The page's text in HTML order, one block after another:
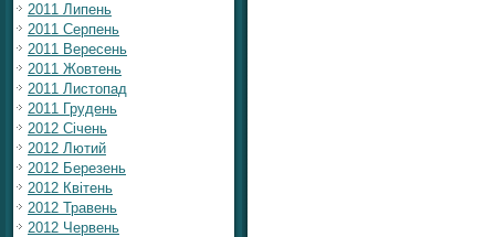
2011 Липень
2011 Серпень
2011 Вересень
2011 Жовтень
2011 Листопад
2011 Грудень
2012 Січень
2012 Лютий
2012 Березень
2012 Квітень
2012 Травень
2012 Червень